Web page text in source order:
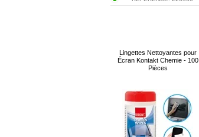
Lingettes Nettoyantes pour
Écran Kontakt Chemie - 100
Pièces